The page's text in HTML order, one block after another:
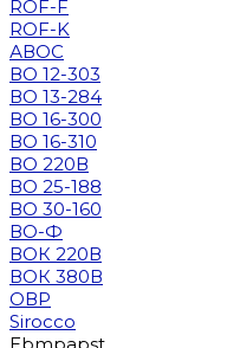
ROF-F
ROF-K
АВОС
ВО 12-303
ВО 13-284
ВО 16-300
ВО 16-310
ВО 220В
ВО 25-188
ВО 30-160
ВО-Ф
ВОК 220В
ВОК 380В
ОВР
Sirocco